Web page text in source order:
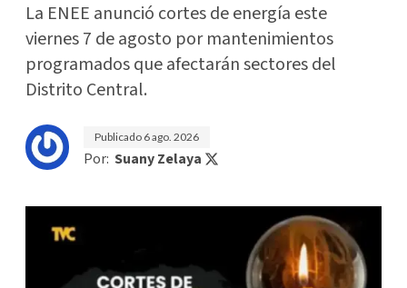
La ENEE anunció cortes de energía este
viernes 7 de agosto por mantenimientos
programados que afectarán sectores del
Distrito Central.
Publicado 6 ago. 2026
Por: Suany Zelaya